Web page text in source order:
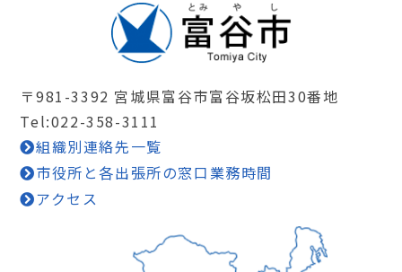
〒981-3392 宮城県富谷市富谷坂松田30番地
Tel:022-358-3111
組織別連絡先一覧
市役所と各出張所の窓口業務時間
アクセス